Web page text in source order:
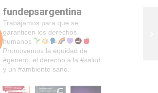
fundepsargentina
Trabajamos para que se
garanticen los derechos
humanos
Promovemos la equidad de
#genero, el derecho a la #salud
y un #ambiente sano.